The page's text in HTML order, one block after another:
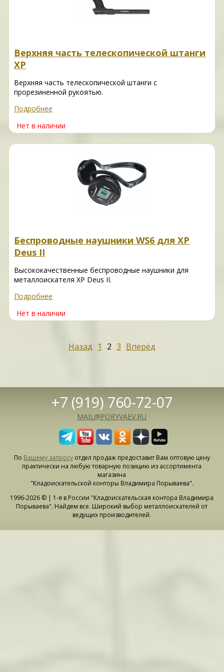
Верхняя часть телескопической штанги
XP
Верхняя часть телескопической штанги с
прорезиненной рукоятью.
Подробнее
Нет в наличии
Беспроводные наушники WS6 для XP
Deus II
Высококачественные беспроводные наушники для
металлоискателя XP Deus II.
Подробнее
Нет в наличии
Назад 1 2 3 Вперёд
+7 (919) 760-72-07
MAIL@PORYVAEV.RU
По Вашему запросуотдел продаж предоставит Вам оптовую цену
практически на любую товарную позицию из ассортимента
магазина
"Кладоискательской конторы Владимира Порываева".
1996-2026 © | 1-я в России "Кладоискательская контора Владимира
Порываева". Найдем все. Широкий выбор металлоискателей от
ведущих производителей.